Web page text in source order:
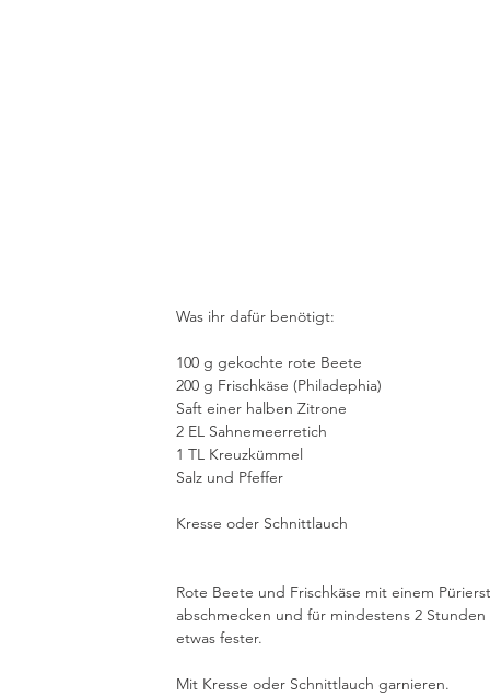
Was ihr dafür benötigt:
100 g gekochte rote Beete
200 g Frischkäse (Philadephia)
Saft einer halben Zitrone
2 EL Sahnemeerretich
1 TL Kreuzkümmel
Salz und Pfeffer
Kresse oder Schnittlauch
Rote Beete und Frischkäse mit einem
abschmecken und für mindestens 2
etwas fester.
Mit Kresse oder Schnittlauch garnieren.